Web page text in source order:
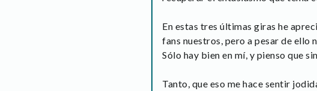
En estas tres últimas giras he
fans nuestros, pero a pesar de ello
Sólo hay bien en mí, y pienso que
Tanto, que eso me hace sentir